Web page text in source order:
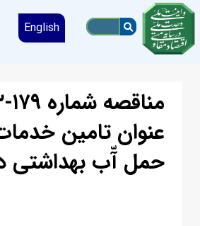
English
عنوان تامین
حمل آّب بهداشتی دکل